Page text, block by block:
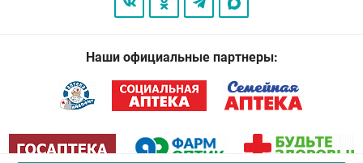
Наши официальные партнеры: